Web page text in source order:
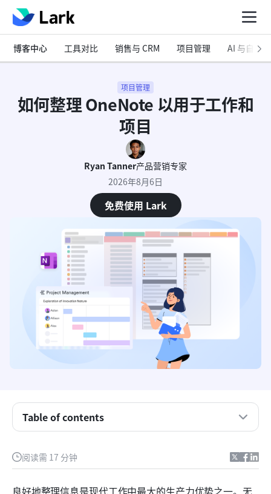
博客中心 工具对比 销售与 CRM 项目管理 AI 与自动化
项目管理
如何整理 OneNote 以用于工作和
项目
Ryan Tanner产品营销专家
2026年8月6日
免费使用 Lark
阅读需 17 分钟
良好地整理信息是现代工作中最大的生产力优势之一。无
Table of contents
理解 OneNote 的结构
如何整理用于工作的 OneNote
如何整理 OneNote 以进行项目管理
认识 Lark：更智能的工作和项目组织方式